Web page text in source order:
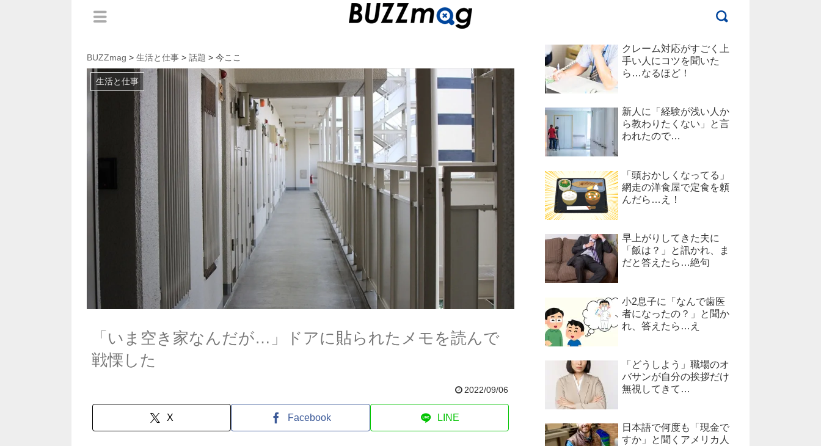
BUZZmag > 生活と仕事 > 話題 > 今ここ
生活と仕事
「いま空き家なんだが…」ドアに貼られたメモを読んで
戦慄した
2022/09/06
X Facebook LINE
クレーム対応がすごく上
手い人にコツを聞いた
ら…なるほど！
新人に「経験が浅い人か
ら教わりたくない」と言
われたので…
「頭おかしくなってる」
網走の洋食屋で定食を頼
んだら…え！
早上がりしてきた夫に
「飯は？」と訊かれ、ま
だと答えたら…絶句
小2息子に「なんで歯医
者になったの？」と聞か
れ、答えたら…え
「どうしよう」職場のオ
バサンが自分の挨拶だけ
無視してきて…
日本語で何度も「現金で
すか」と聞くアメリカ人